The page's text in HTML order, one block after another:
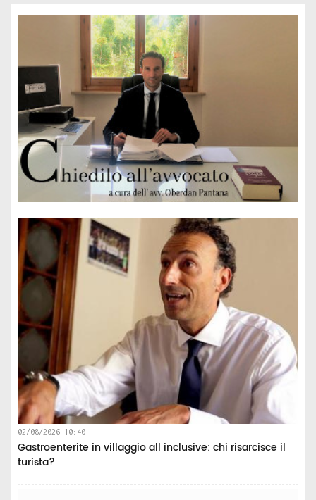
02/08/2026 10:40
Gastroenterite in villaggio all inclusive: chi risarcisce il
turista?